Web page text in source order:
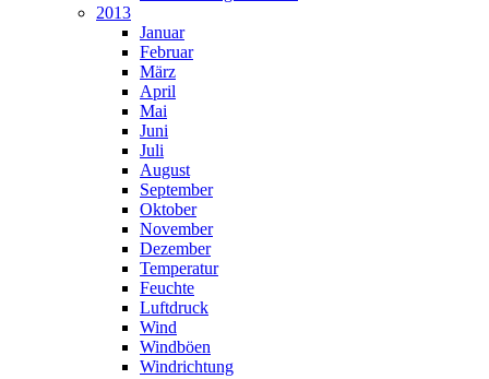
2013
Januar
Februar
März
April
Mai
Juni
Juli
August
September
Oktober
November
Dezember
Temperatur
Feuchte
Luftdruck
Wind
Windböen
Windrichtung